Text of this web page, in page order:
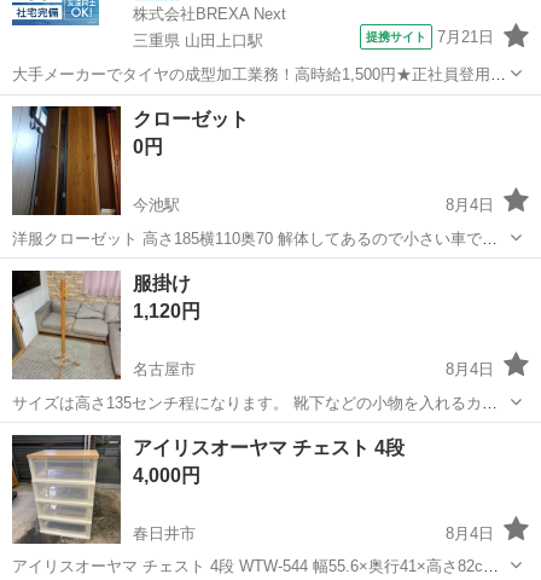
株式会社BREXA Next
三重県 山田上口駅
提携サイト 7月21日
大手メーカーでタイヤの成型加工業務！高時給1,500円★正社員登用制
度あり！ワンルーム寮完備！マイカー通勤OK！無料駐車場あり！《三
重県伊勢市》 人気の工場のお仕事 ◇タイヤの製造◇ トラック・バ
ス・RV車用を中心とした...
三重 伊勢市 山田上口駅
クローゼット
0円
今池駅
8月4日
洋服クローゼット 高さ185横110奥70 解体してあるので小さい車で待
って行けます。
愛知 名古屋市
服掛け
1,120円
名古屋市
8月4日
サイズは高さ135センチ程になります。 靴下などの小物を入れるカゴ
もついています。 よろしくお願いします✨
愛知 名古屋市 収納家具
アイリスオーヤマ チェスト 4段
4,000円
春日井市
8月4日
アイリスオーヤマ チェスト 4段 WTW-544 幅55.6×奥行41×高さ82cm